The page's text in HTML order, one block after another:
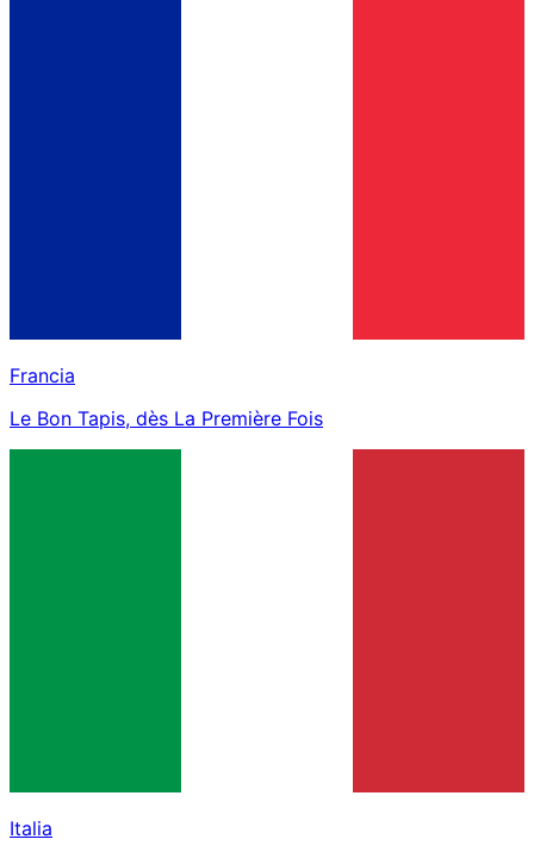
Francia
Le Bon Tapis, dès La Première Fois
Italia